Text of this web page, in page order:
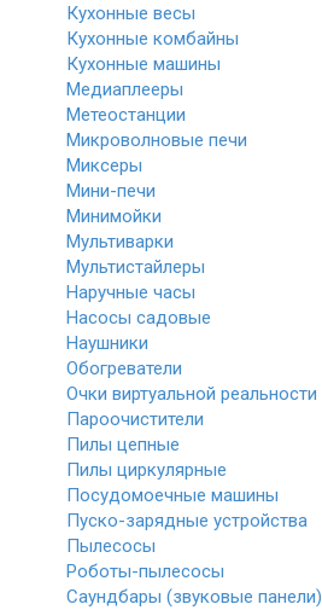
Кухонные весы
Кухонные комбайны
Кухонные машины
Медиаплееры
Метеостанции
Микроволновые печи
Миксеры
Мини-печи
Минимойки
Мультиварки
Мультистайлеры
Наручные часы
Насосы садовые
Наушники
Обогреватели
Очки виртуальной реальности
Пароочистители
Пилы цепные
Пилы циркулярные
Посудомоечные машины
Пуско-зарядные устройства
Пылесосы
Роботы-пылесосы
Саундбары (звуковые панели)